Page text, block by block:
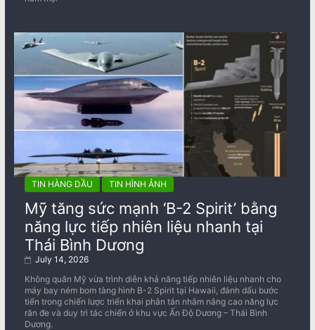
TIN HÀNG ĐẦU TIN HÌNH ẢNH
Mỹ tăng sức mạnh ‘B-2 Spirit’ bằng
năng lực tiếp nhiên liệu nhanh tại
Thái Bình Dương
July 14, 2026
Không quân Mỹ vừa trình diễn khả năng tiếp nhiên liệu nhanh cho
máy bay ném bom tàng hình B-2 Spirit tại Hawaii, đánh dấu bước
tiến trong chiến lược triển khai phân tán nhằm nâng cao năng lực
răn đe và duy trì tác chiến ở khu vực Ấn Độ Dương – Thái Bình
Dương.